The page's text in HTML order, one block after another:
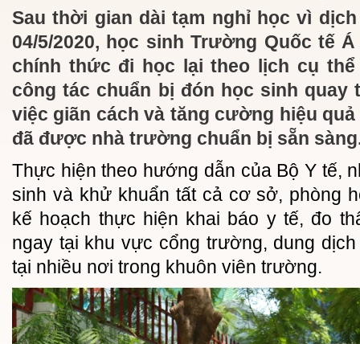
Sau thời gian dài tạm nghỉ học vì
04/5/2020, học sinh Trường Quốc tế
chính thức đi học lại theo lịch cụ
công tác chuẩn bị đón học sinh
việc giãn cách và tăng cường hiệu
đã được nhà trường chuẩn bị sẵn
Thực hiện theo hướng dẫn của Bộ Y tế,
sinh và khử khuẩn tất cả cơ sở, phòng
kế hoạch thực hiện khai báo y tế, đo
ngay tại khu vực cổng trường, dung
tại nhiều nơi trong khuôn viên trường.